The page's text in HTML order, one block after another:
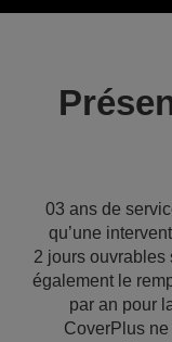
03 ans de
qu’une
2 jours ouvrables
également le
par an pour
CoverPlus